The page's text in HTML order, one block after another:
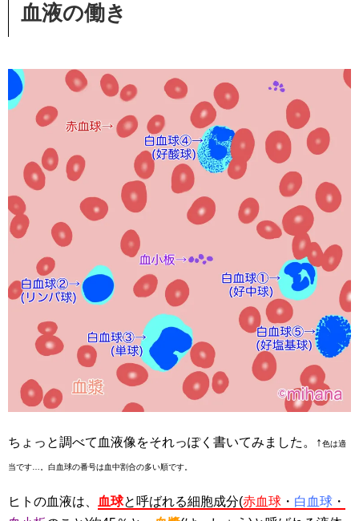
血液の働き
ちょっと調べて血液像をそれっぽく書いてみました。↑色は適
当です 。白血球の番号は血中割合の多い順です。
ヒトの血液は、 血球と呼ばれる細胞成分(赤血球 ・ 白血球 ・